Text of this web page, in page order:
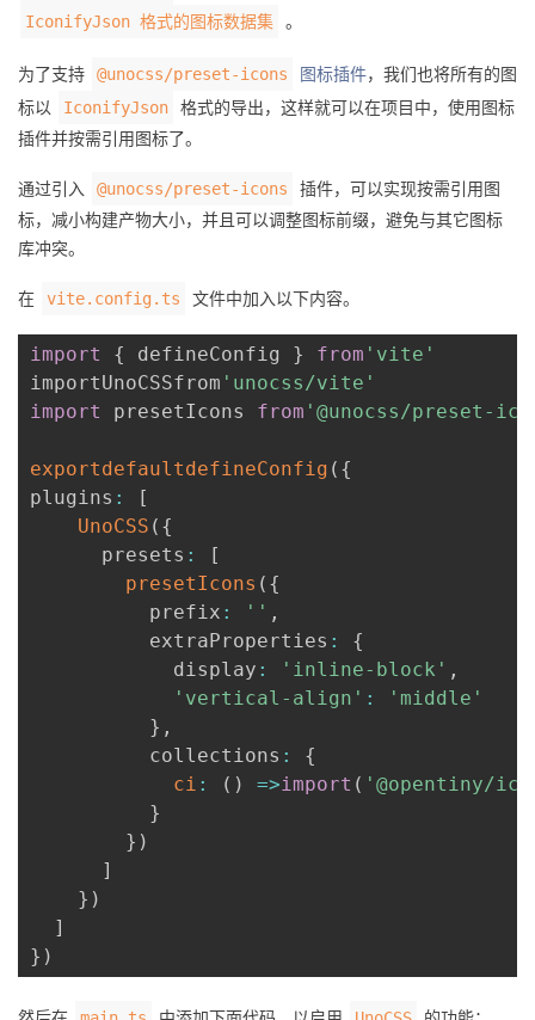
IconifyJson 格式的图标数据集 。
为了支持 @unocss/preset-icons 图标插件，我们也将所有的图
标以
IconifyJson
格式的导出，这样就可以在项目中，使用图标
插件并按需引用图标了。
通过引入 @unocss/preset-icons
插件，可以实现按需引用图
标，减小构建产物大小，并且可以调整图标前缀，避免与其它图标
库冲突。
在 vite.config.ts 文件中加入以下内容。
import { defineConfig } from 'vite'
importUnoCSSfrom 'unocss/vite'
import
presetIcons from '@unocss/preset-
exportdefaultdefineConfig ( {
plugins :
[
UnoCSS ( {
      presets
:
[
presetIcons ( {
          prefix
: '' ,
          extraProperties
:
{
            display
: 'inline-block' ,
'vertical-align' :
'middle'
} ,
          collections
:
{
ci : ( ) =>import ( '@opentiny/
}
} )
]
} )
]
} )